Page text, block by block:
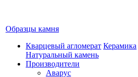
Образцы камня
Кварцевый агломерат Керамика
Натуральный камень
Производители
Аварус